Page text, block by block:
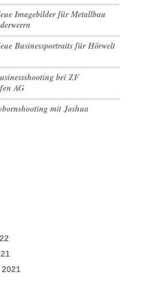
Imagebilder für Metallbau
Businessportraits für Hörwelt
bei ZF
AG
mit Joshua